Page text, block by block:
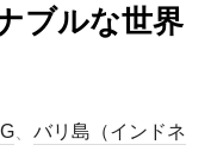
ブルな世界
バリ島（インドネ